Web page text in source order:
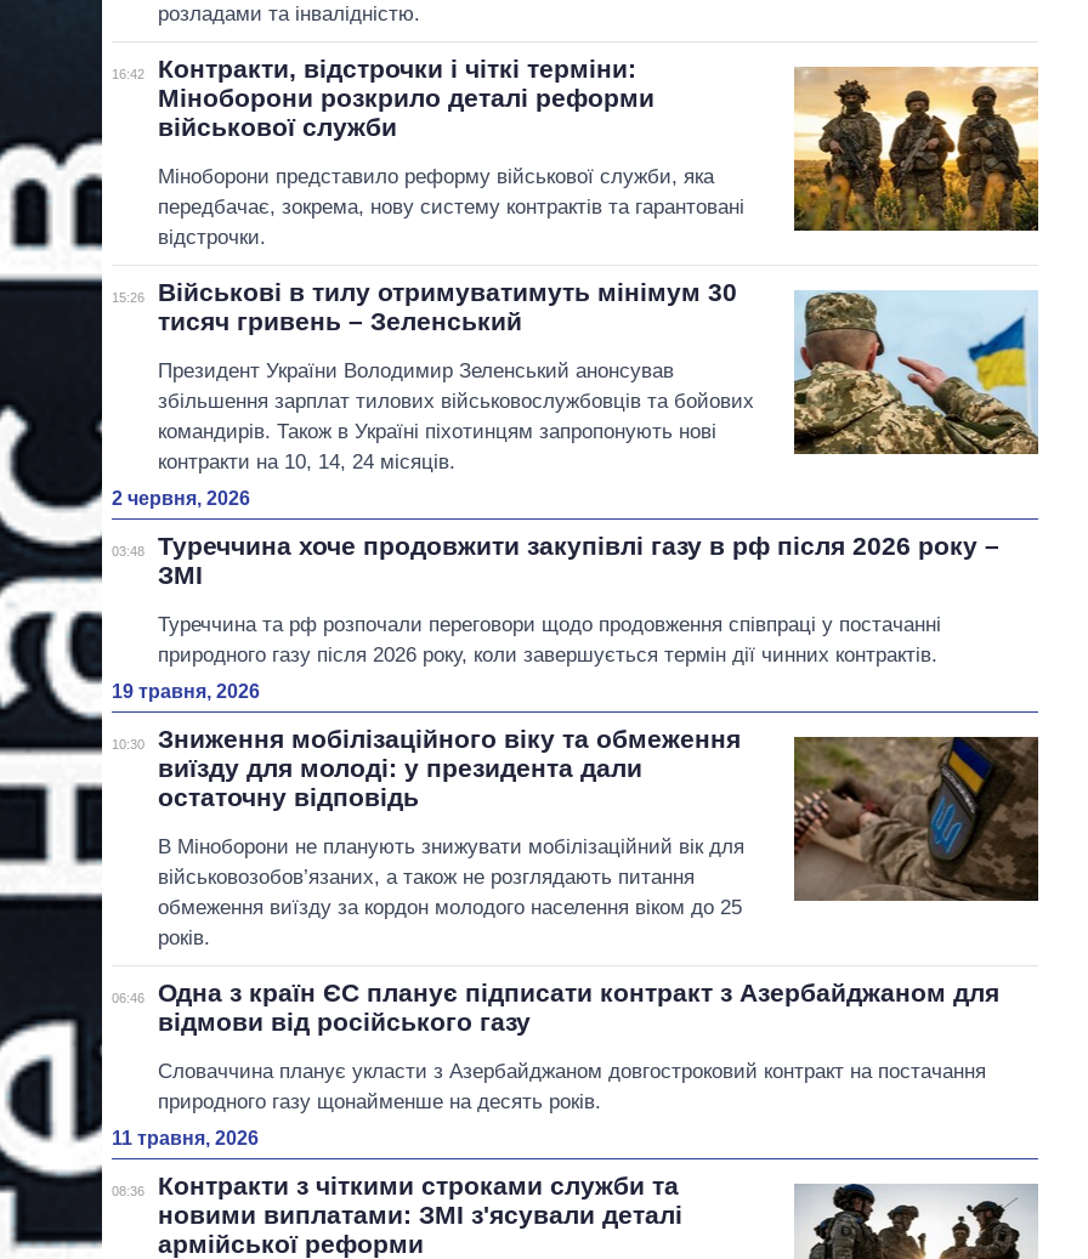
розладами та інвалідністю.
16:42
Контракти, відстрочки і чіткі терміни:
Міноборони розкрило деталі реформи
військової служби
Міноборони представило реформу військової служби, яка
передбачає, зокрема, нову систему контрактів та гарантовані
відстрочки.
15:26
Військові в тилу отримуватимуть мінімум 30
тисяч гривень – Зеленський
Президент України Володимир Зеленський анонсував
збільшення зарплат тилових військовослужбовців та бойових
командирів. Також в Україні піхотинцям запропонують нові
контракти на 10, 14, 24 місяців.
2 червня, 2026
03:48
Туреччина хоче продовжити закупівлі газу в рф після 2026 року –
ЗМІ
Туреччина та рф розпочали переговори щодо продовження співпраці у постачанні
природного газу після 2026 року, коли завершується термін дії чинних контрактів.
19 травня, 2026
10:30
Зниження мобілізаційного віку та обмеження
виїзду для молоді: у президента дали
остаточну відповідь
В Міноборони не планують знижувати мобілізаційний вік для
військовозобов’язаних, а також не розглядають питання
обмеження виїзду за кордон молодого населення віком до 25
років.
06:46
Одна з країн ЄС планує підписати контракт з Азербайджаном для
відмови від російського газу
Словаччина планує укласти з Азербайджаном довгостроковий контракт на постачання
природного газу щонайменше на десять років.
11 травня, 2026
08:36
Контракти з чіткими строками служби та
новими виплатами: ЗМІ з'ясували деталі
армійської реформи